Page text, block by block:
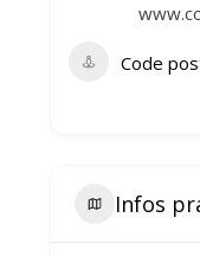
Code
Infos